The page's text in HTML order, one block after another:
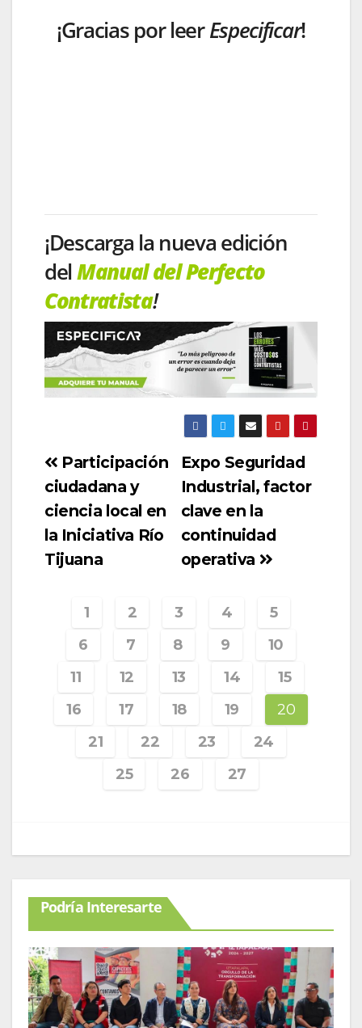
¡Gracias por leerEspecificar!
¡Descarga la nueva edición
delManual del Perfecto
Contratista!
Expo Seguridad
Industrial, factor
clave en la
continuidad
operativa
Participación
ciudadana y
ciencia local en
la Iniciativa Río
Tijuana
1 2 3 4
5
6
7 8 9
10
11
12 13 14
15
16
17 18 19
20
21
22 23
24
25
26 27
Podría Interesarte